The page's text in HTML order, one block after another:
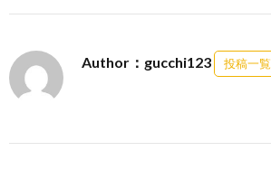
Author：gucchi123 投稿一覧